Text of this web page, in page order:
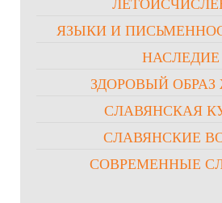
ЯЗЫКИ И
НАСЛЕДИЕ
ЗДОРОВЫЙ
СЛАВЯНСКАЯ
СЛАВЯНСКИЕ
СОВРЕМЕННЫЕ